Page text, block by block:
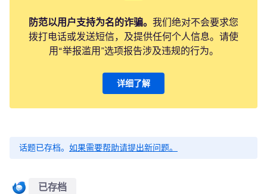
防范以用户支持为名的诈骗。 我们绝对不会要求您
拨打电话或发送短信，及提供任何个人信息。请使
用“举报滥用”选项报告涉及违规的行为。
详细了解
话题已存档。 如果需要帮助请提出新问题。
已存档